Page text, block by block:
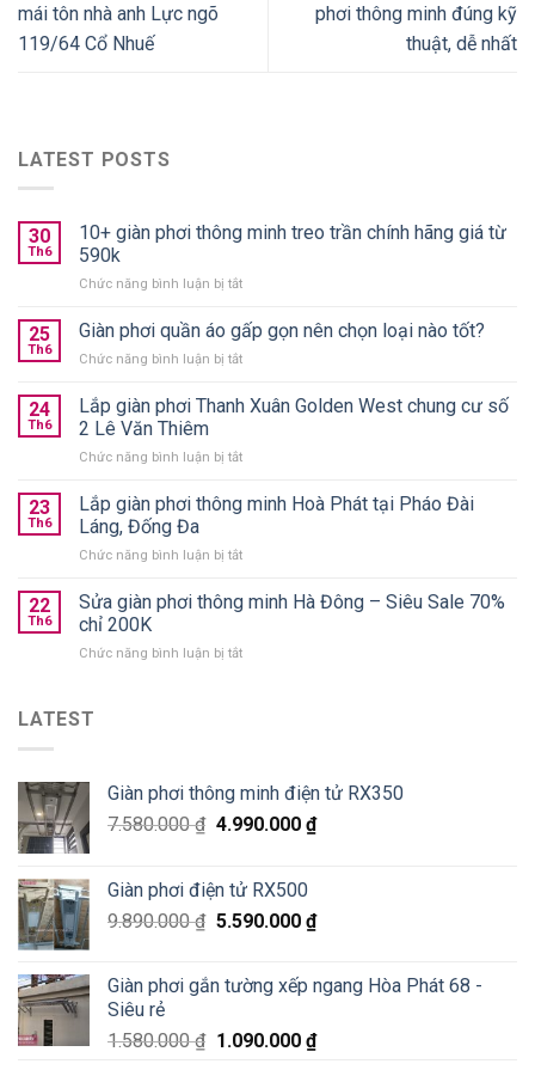
mái tôn nhà anh Lực ngõ
119/64 Cổ Nhuế
phơi thông minh đúng kỹ
thuật, dễ nhất
LATEST POSTS
30
Th6
10+ giàn phơi thông minh treo trần chính hãng giá từ
590k
Chức năng bình luận bị tắtở
giàn
phơi
thông
treo
hãng
từ
25
Th6
Giàn phơi quần áo gấp gọn nên chọn loại nào tốt?
Chức năng bình luận bị tắtở
phơi
gấp
nên
nào
24
Th6
Lắp giàn phơi Thanh Xuân Golden West chung cư số
2 Lê Văn Thiêm
Chức năng bình luận bị tắtở
giàn
Xuân
West
số
23
Th6
Lắp giàn phơi thông minh Hoà Phát tại Pháo Đài
Láng, Đống Đa
Chức năng bình luận bị tắtở
giàn
phơi
minh
Đống
Đa
22
Th6
Sửa giàn phơi thông minh Hà Đông – Siêu Sale 70%
chỉ 200K
Chức năng bình luận bị tắtở
Đông
–
Siêu
chỉ
200K
LATEST
Giàn phơi thông minh điện tử RX350
7.580.000₫ 4.990.000 ₫
Giàn phơi điện tử RX500
9.890.000₫ 5.590.000 ₫
Giàn phơi gắn tường xếp ngang Hòa Phát 68 -
Siêu rẻ
1.580.000₫ 1.090.000 ₫